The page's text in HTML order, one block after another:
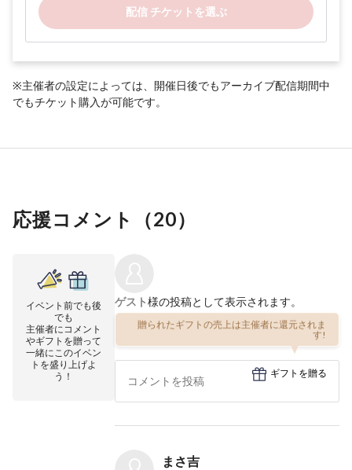
配信 チケットを選ぶ
※主催者の設定によっては、開催日後でもアーカイブ配信期間中
でもチケット購入が可能です。
応援コメント（20）
イベント前でも後
でも
主催者にコメント
やギフトを贈って
一緒にこのイベン
トを盛り上げよ
う！
ゲスト様の投稿として表示されます。
贈られたギフトの売上は主催者に還元されま
す!
ギフトを贈る
まさ吉